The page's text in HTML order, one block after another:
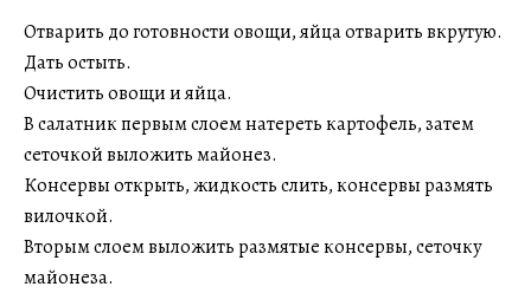
Отварить до готовности овощи, яйца отварить вкрутую.
Дать остыть.
Очистить овощи и яйца.
В салатник первым слоем натереть картофель, затем
сеточкой выложить майонез.
Консервы открыть, жидкость слить, консервы размять
вилочкой.
Вторым слоем выложить размятые консервы, сеточку
майонеза.